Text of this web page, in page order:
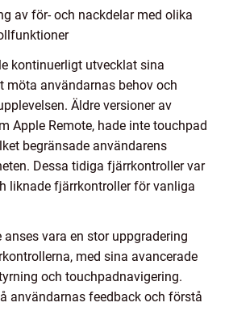
av för- och nackdelar med olika
kontinuerligt utvecklat sina
möta användarnas behov och
Äldre versioner av
Apple Remote, hade inte touchpad
begränsade användarens
Dessa tidiga fjärrkontroller var
liknade fjärrkontroller för vanliga
anses vara en stor uppgradering
med sina avancerade
och touchpadnavigering.
användarnas feedback och förstå